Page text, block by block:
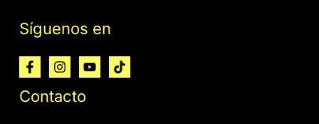
Síguenos en
Contacto